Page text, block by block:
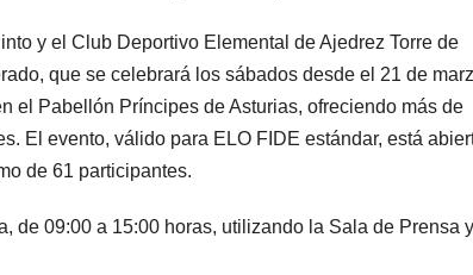
y el Club Deportivo Elemental de Ajedrez Torre de
que se celebrará los sábados desde el 21 de
el Pabellón Príncipes de Asturias, ofreciendo más de
El evento, válido para ELO FIDE estándar, está
de 61 participantes.
de 09:00 a 15:00 horas, utilizando la Sala de Prensa y